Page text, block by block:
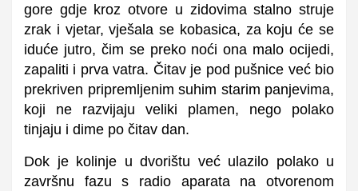
gore gdje kroz otvore u zidovima stalno struje
zrak i vjetar, vješala se kobasica, za koju će se
iduće jutro, čim se preko noći ona malo ocijedi,
zapaliti i prva vatra. Čitav je pod pušnice već bio
prekriven pripremljenim suhim starim panjevima,
koji ne razvijaju veliki plamen, nego polako
tinjaju i dime po čitav dan.
Dok je kolinje u dvorištu već ulazilo polako u
završnu fazu s radio aparata na otvorenom